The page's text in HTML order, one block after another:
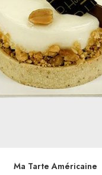
Ma Tarte Américaine